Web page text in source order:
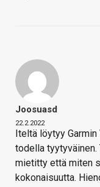
Joosuasd
22.2.2022
Iteltä löytyy
todella
mietitty että miten
kokonaisuutta.